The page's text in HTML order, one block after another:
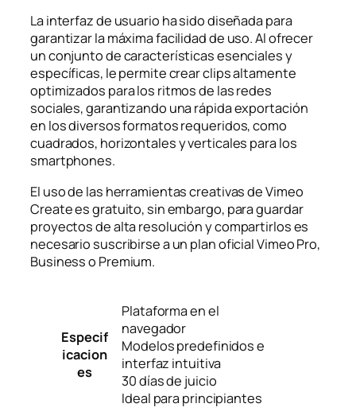
La interfaz de usuario ha sido diseñada para
garantizar la máxima facilidad de uso. Al ofrecer
un conjunto de características esenciales y
específicas, le permite crear clips altamente
optimizados para los ritmos de las redes
sociales, garantizando una rápida exportación
en los diversos formatos requeridos, como
cuadrados, horizontales y verticales para los
smartphones.
El uso de las herramientas creativas de Vimeo
Create es gratuito, sin embargo, para guardar
proyectos de alta resolución y compartirlos es
necesario suscribirse a un plan oficial Vimeo Pro,
Business o Premium.
Especif
icacion
es
Plataforma en el
navegador
Modelos predefinidos e
interfaz intuitiva
30 días de juicio
Ideal para principiantes